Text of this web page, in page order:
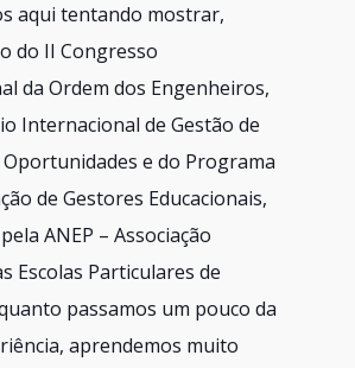
aqui tentando mostrar,
do II Congresso
da Ordem dos Engenheiros,
Internacional de Gestão de
e do Programa
de Gestores Educacionais,
ANEP – Associação
Escolas Particulares de
passamos um pouco da
aprendemos muito